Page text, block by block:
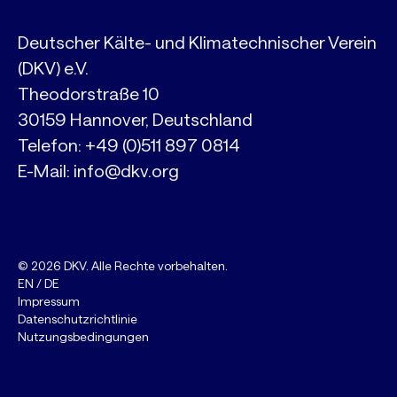
Deutscher Kälte- und Klimatechnischer Verein
(DKV) e.V.
Theodorstraße 10
30159 Hannover, Deutschland
Telefon: +49 (0)511 897 0814
E-Mail: info@dkv.org
© 2026 DKV. Alle Rechte vorbehalten.
EN /DE
Impressum
Datenschutzrichtlinie
Nutzungsbedingungen